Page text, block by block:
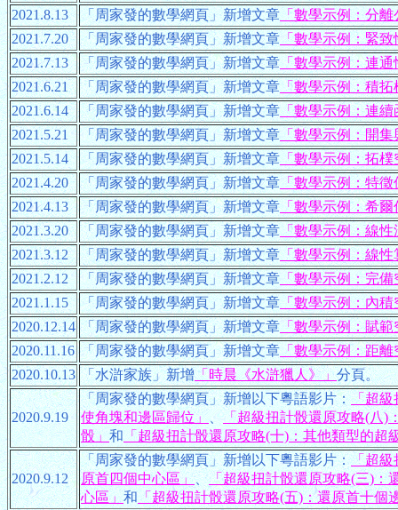
2021.8.13
「周家發的數學網頁」新增文章「數學示例：分離
2021.7.20
「周家發的數學網頁」新增文章「數學示例：緊致
2021.7.13
「周家發的數學網頁」新增文章「數學示例：連通
2021.6.21
「周家發的數學網頁」新增文章「數學示例：積
2021.6.14
「周家發的數學網頁」新增文章「數學示例：連續
2021.5.21
「周家發的數學網頁」新增文章「數學示例：開集
2021.5.14
「周家發的數學網頁」新增文章「數學示例：拓樸
2021.4.20
「周家發的數學網頁」新增文章「數學示例：特徵
2021.4.13
「周家發的數學網頁」新增文章「數學示例：希爾
2021.3.20
「周家發的數學網頁」新增文章「數學示例：線性
2021.3.12
「周家發的數學網頁」新增文章「數學示例：線性
2021.2.12
「周家發的數學網頁」新增文章「數學示例：完備
2021.1.15
「周家發的數學網頁」新增文章「數學示例：內積
2020.12.14 「周家發的數學網頁」新增文章「數學示例：賦範
2020.11.16 「周家發的數學網頁」新增文章「數學示例：距離
2020.10.13 「水滸家族」新增「時晨《水滸獵人》」分頁。
2020.9.19
「周家發的數學網頁」新增以下粵語影片：「超級
使角塊和邊區歸位」、「超級扭計骰還原攻略(八)
骰」和「超級扭計骰還原攻略(十)：其他類型的超
2020.9.12
「周家發的數學網頁」新增以下粵語影片：「超級
原首四個中心區」、「超級扭計骰還原攻略(三)：
心區」和「超級扭計骰還原攻略(五)：還原首十個